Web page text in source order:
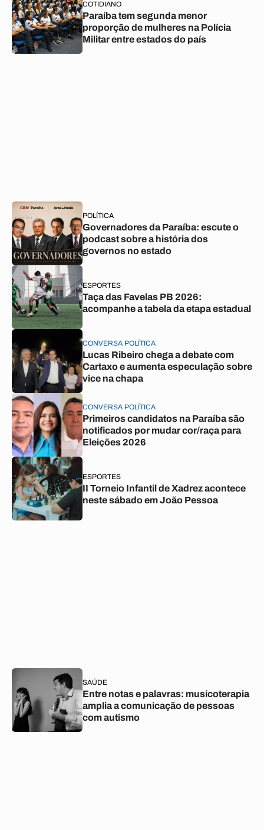
COTIDIANO
Paraíba tem segunda menor
proporção de mulheres na Polícia
Militar entre estados do país
POLÍTICA
Governadores da Paraíba: escute o
podcast sobre a história dos
governos no estado
ESPORTES
Taça das Favelas PB 2026:
acompanhe a tabela da etapa estadual
CONVERSA POLÍTICA
Lucas Ribeiro chega a debate com
Cartaxo e aumenta especulação sobre
vice na chapa
CONVERSA POLÍTICA
Primeiros candidatos na Paraíba são
notificados por mudar cor/raça para
Eleições 2026
ESPORTES
II Torneio Infantil de Xadrez acontece
neste sábado em João Pessoa
SAÚDE
Entre notas e palavras: musicoterapia
amplia a comunicação de pessoas
com autismo